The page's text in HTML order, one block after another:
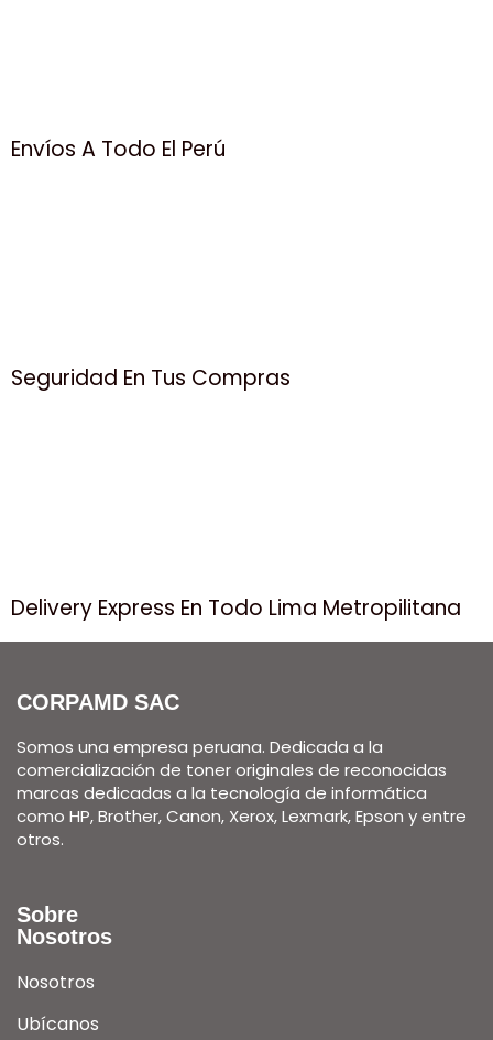
Envíos A Todo El Perú
Seguridad En Tus Compras
Delivery Express En Todo Lima Metropilitana
CORPAMD SAC
Somos una empresa peruana. Dedicada a la
comercialización de toner originales de reconocidas
marcas dedicadas a la tecnología de informática
como HP, Brother, Canon, Xerox, Lexmark, Epson y entre
otros.
Sobre
Nosotros
Nosotros
Ubícanos